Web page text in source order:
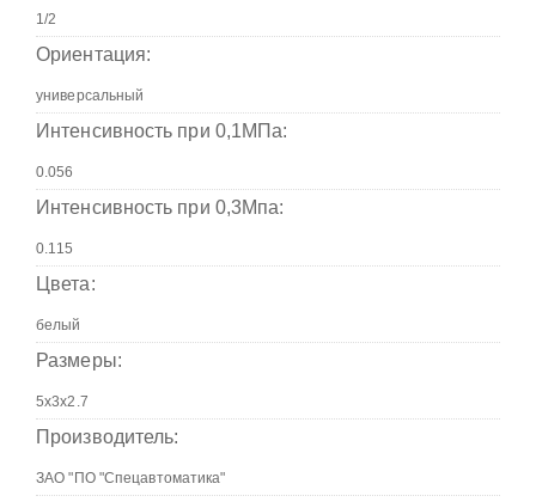
Ориентация:
Интенсивность при 0,1МПа:
Интенсивность при 0,3Мпа:
Цвета:
Размеры:
Производитель: